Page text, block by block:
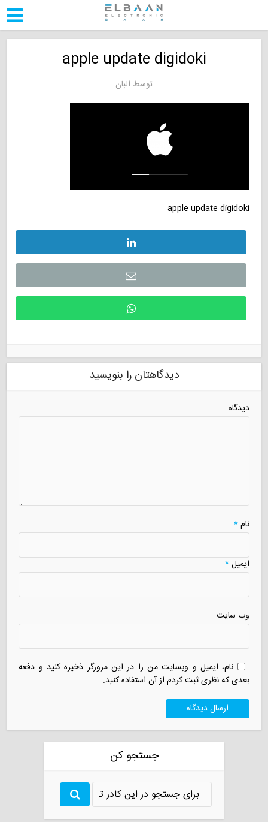
apple update digidoki
توسط البان
apple update digidoki
دیدگاهتان را بنویسید
دیدگاه
نام*
ایمیل*
وب سایت
نام، ایمیل و وبسایت من را در این مرورگر ذخیره کنید و دفعه
بعدی که نظری ثبت کردم از آن استفاده کنید.
جستجو کن